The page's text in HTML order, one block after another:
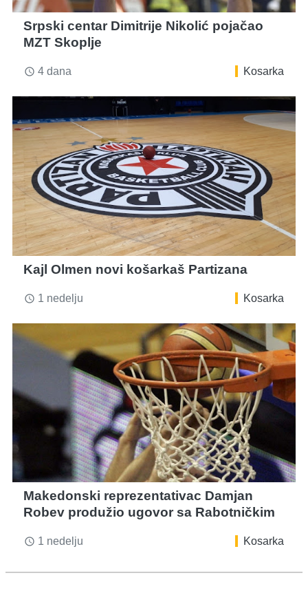
Srpski centar Dimitrije Nikolić pojačao
MZT Skoplje
access_time 4 dana Kosarka
Kajl Olmen novi košarkaš Partizana
access_time 1 nedelju Kosarka
Makedonski reprezentativac Damjan
Robev produžio ugovor sa Rabotničkim
access_time 1 nedelju Kosarka